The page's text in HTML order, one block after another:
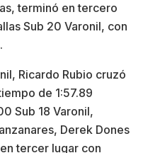
terminó en tercero
Sub 20 Varonil, con
Ricardo Rubio cruzó
de 1:57.89
Sub 18 Varonil,
Derek Dones
tercer lugar con